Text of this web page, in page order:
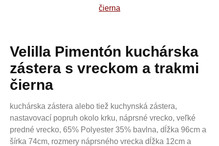
Velilla Pimentón kuchárska
zástera s vreckom a trakmi
čierna
kuchárska zástera alebo tiež kuchynská zástera,
nastavovací popruh okolo krku, náprsné vrecko, veľké
predné vrecko, 65% Polyester 35% bavlna, dĺžka 96cm a
šírka 74cm, rozmery náprsného vrecka dĺžka 12cm a